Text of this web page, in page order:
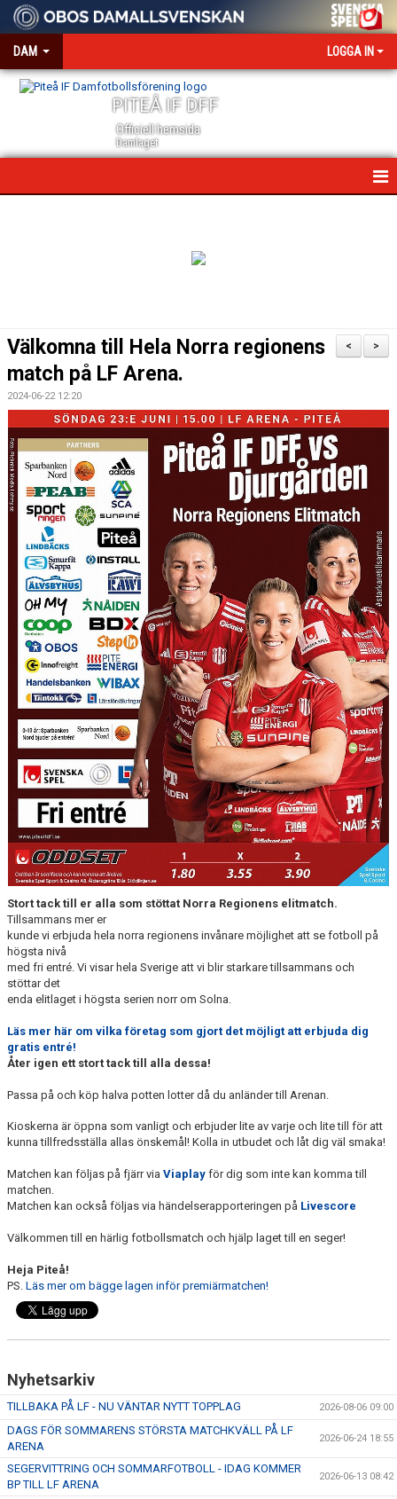
DAM LOGGA IN
PITEÅ IF DFF
Officiell hemsida
Damlaget
KALENDER
MATCHER
MATCHER & SERIETABELL
>
<
Välkomna till Hela Norra regionens
match på LF Arena.
2024-06-22 12:20
Stort tack till er alla som stöttat Norra Regionens elitmatch.
Tillsammans mer er
kunde vi erbjuda hela norra regionens invånare möjlighet att se fotboll på
högsta nivå
med fri entré. Vi visar hela Sverige att vi blir starkare tillsammans och
stöttar det
enda elitlaget i högsta serien norr om Solna.
Läs mer här om vilka företag som gjort det möjligt att erbjuda dig
gratis entré!
Åter igen ett stort tack till alla dessa!
Passa på och köp halva potten lotter då du anländer till Arenan.
Kioskerna är öppna som vanligt och erbjuder lite av varje och lite till för att
kunna tillfredsställa allas önskemål! Kolla in utbudet och låt dig väl smaka!
Matchen kan följas på fjärr via Viaplay för dig som inte kan komma till
matchen.
Matchen kan också följas via händelserapporteringen på Livescore
Välkommen till en härlig fotbollsmatch och hjälp laget till en seger!
Heja Piteå!
PS. Läs mer om bägge lagen inför premiärmatchen!
Nyhetsarkiv
TILLBAKA PÅ LF - NU VÄNTAR NYTT TOPPLAG 2026-08-06 09:00
DAGS FÖR SOMMARENS STÖRSTA MATCHKVÄLL PÅ LF
ARENA
2026-06-24 18:55
SEGERVITTRING OCH SOMMARFOTBOLL - IDAG KOMMER
BP TILL LF ARENA
2026-06-13 08:42